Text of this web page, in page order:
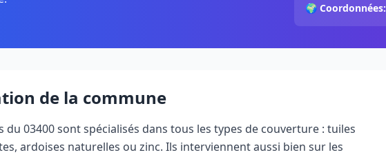
🌍 Coordonnées:
de la commune
du 03400 sont spécialisés dans tous les types de couverture : tuiles
ardoises naturelles ou zinc. Ils interviennent aussi bien sur les